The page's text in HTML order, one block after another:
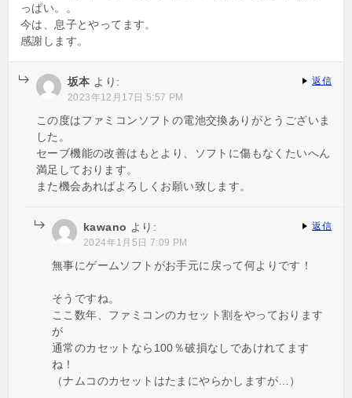
っぱい。。
今は、息子とやってます。
感謝します。
坂本 より:
2023年12月17日 5:57 PM
この度はファミコンソフトの電池交換ありがとうございま
した。
セーブ機能の改善はもとより、ソフトに傷もなくたいへん
満足しております。
また機会あればよろしくお願い致します。
返信
kawano より:
2024年1月5日 7:09 PM
無事にゲームソフトがお手元に戻って何よりです！
そうですね。
ここ数年、ファミコンのカセット割をやっております
が
通常のカセットなら100％破損なしであけれてます
ね！
（ナムコのカセットはたまにやらかしますが…）
返信